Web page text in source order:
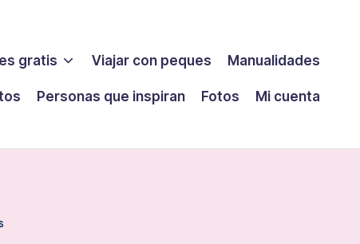
gratis Viajar con peques Manualidades
Personas que inspiran Fotos
Mi cuenta